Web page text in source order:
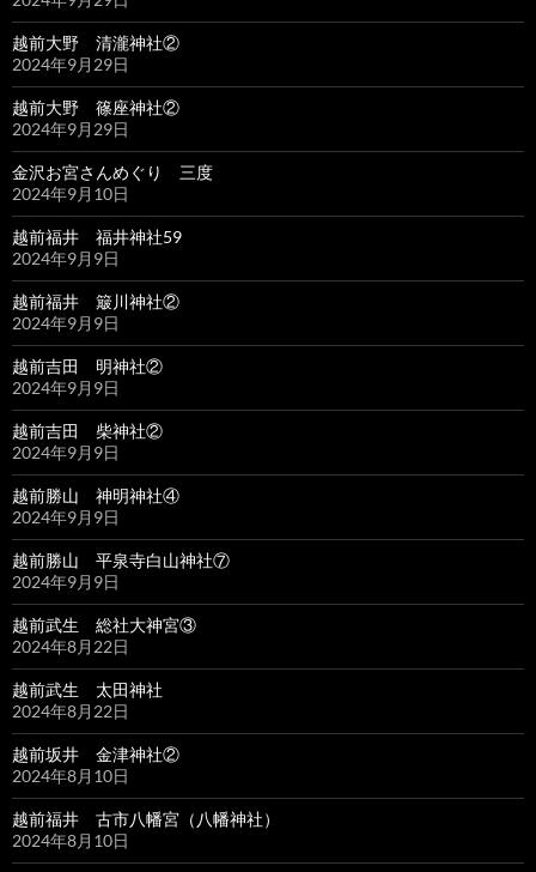
越前大野 清瀧神社②
2024年9月29日
越前大野 篠座神社②
2024年9月29日
金沢お宮さんめぐり 三度
2024年9月10日
越前福井 福井神社59
2024年9月9日
越前福井 簸川神社②
2024年9月9日
越前吉田 明神社②
2024年9月9日
越前吉田 柴神社②
2024年9月9日
越前勝山 神明神社④
2024年9月9日
越前勝山 平泉寺白山神社⑦
2024年9月9日
越前武生 総社大神宮③
2024年8月22日
越前武生 太田神社
2024年8月22日
越前坂井 金津神社②
2024年8月10日
越前福井 古市八幡宮（八幡神社）
2024年8月10日